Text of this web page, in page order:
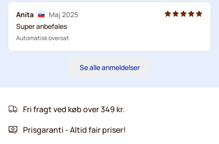
Anita
Maj 2025
Super anbefales
Automatisk oversat
Se alle anmeldelser
Fri fragt ved køb over 349 kr.
Prisgaranti - Altid fair priser!